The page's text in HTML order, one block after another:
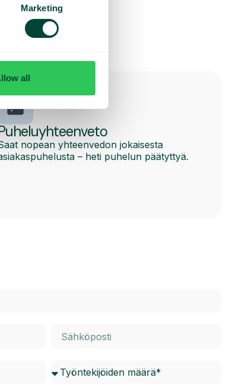
Marketing
all
nopean yhteenvedon jokaisesta
– heti puhelun päätyttyä.